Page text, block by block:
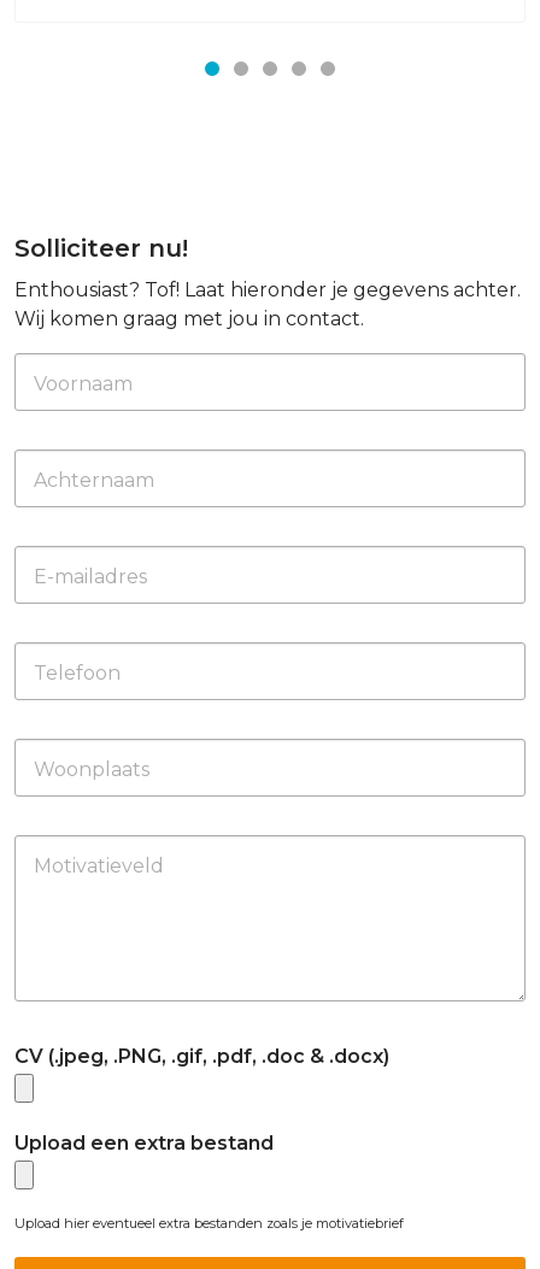
Solliciteer nu!
Enthousiast? Tof! Laat hieronder je gegevens achter.
Wij komen graag met jou in contact.
Voornaam
Achternaam
E-mailadres
Telefoon
Woonplaats
Motivatieveld
CV (.jpeg, .PNG, .gif, .pdf, .doc & .docx)
Upload een extra bestand
Upload hier eventueel extra bestanden zoals je motivatiebrief